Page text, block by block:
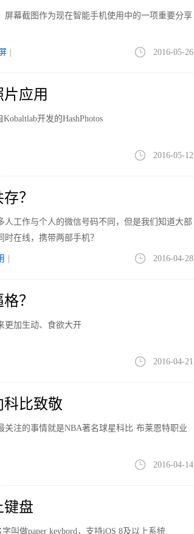
幕截图作为现在智能手机使用中的一项重要分享
2016-05-26
应用
开发的HashPhotos
2016-05-12
？
工作与个人的微信号码不同，但是我们知道大部
在线，携带两部手机？
2016-04-28
？
更加生动、食欲大开
2016-04-21
科比致敬
注的事情就是NBA著名球星科比·布莱恩特职业
2016-04-14
键盘
叫做paper keybord，支持iOS 8及以上系统